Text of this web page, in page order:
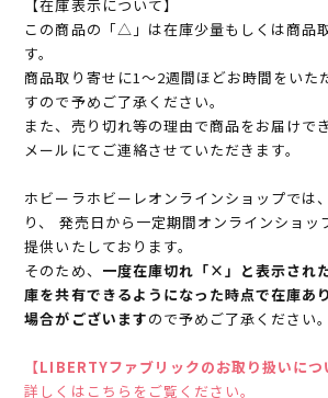
【在庫表示について】
この商品の「△」は在庫少量もしくは商品
す。
商品取り寄せに1～2週間ほどお時間をいた
すので予めご了承ください。
また、売り切れ等の理由で商品をお届けで
メールにてご連絡させていただきます。
ホビーラホビーレオンラインショップでは
り、 発売日から一定期間オンラインショッ
提供いたしております。
そのため、 一度在庫切れ「×」と表示され
庫を共有できるようになった時点で在庫あ
場合がございますので予めご了承ください。
【LIBERTYファブリックのお取り扱いにつ
詳しくはこちらをご覧ください。